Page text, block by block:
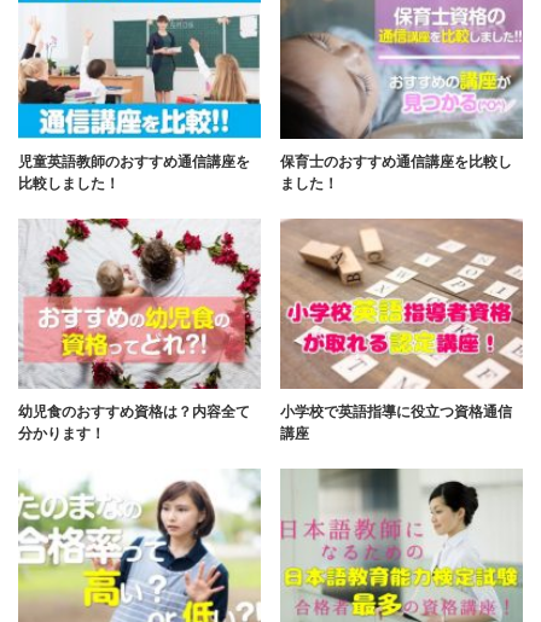
児童英語教師のおすすめ通信講座を
比較しました！
保育士のおすすめ通信講座を比較し
ました！
幼児食のおすすめ資格は？内容全て
分かります！
小学校で英語指導に役立つ資格通信
講座